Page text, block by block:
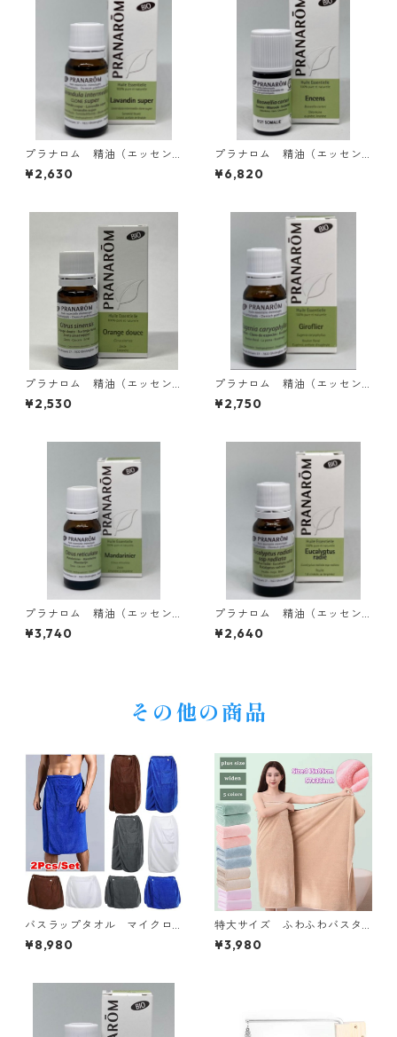
プラナロム 精油（エッセン
シャルオイル） ラベンダー
スーパー10ml
¥2,630
プラナロム 精油（エッセン
シャルオイル）BIO フランキ
ンセンス 5ml
¥6,820
プラナロム 精油（エッセン
シャルオイル） オレンジス
イート 10ml
¥2,530
プラナロム 精油（エッセン
シャルオイル）BIO クロー
ブ 10ml
¥2,750
プラナロム 精油（エッセン
シャルオイル）BIOマンダリ
ン 10ml
¥3,740
プラナロム 精油（エッセン
シャルオイル）BIO ユーカリ
ラディアタ 10ml
¥2,640
その他の商品
バスラップタオル マイクロ
ファイバー 2枚組 4colors
¥8,980
特大サイズ ふわふわバスタ
オル 5 Colors
¥3,980